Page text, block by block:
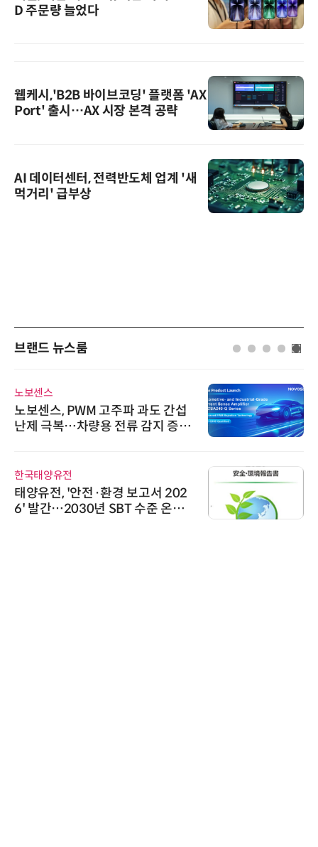
D 주문량 늘었다
웹케시,'B2B 바이브코딩' 플랫폼 'AX
Port' 출시…AX 시장 본격 공략
AI 데이터센터, 전력반도체 업계 '새
먹거리' 급부상
브랜드 뉴스룸
노보센스
노보센스, PWM 고주파 과도 간섭
난제 극복…차량용 전류 감지 증폭
한국태양유전
태양유전, '안전·환경 보고서 202
6' 발간…2030년 SBT 수준 온실